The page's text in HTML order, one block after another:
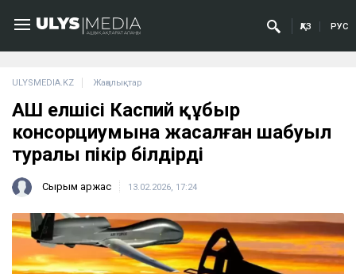
ҚАЗ РУС
ULYSMEDIA.KZ Жаңалықтар
АҚШ елшісі Каспий құбыр
консорциумына жасалған шабуыл
туралы пікір білдірді
Сырым Қаржас 13.02.2026, 17:24